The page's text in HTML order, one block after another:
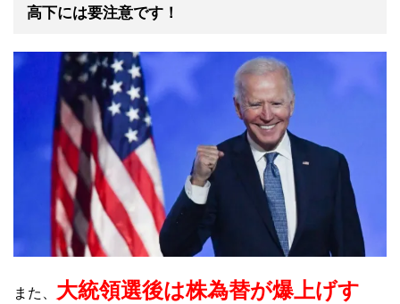
高下には要注意です！
また、 大統領選後は株為替が爆上げす